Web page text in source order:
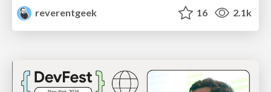
reverentgeek
16 2.1k